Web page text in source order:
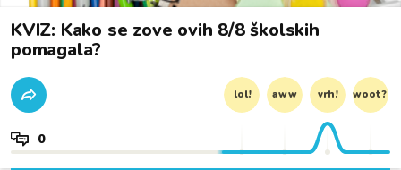
KVIZ: Kako se zove ovih 8/8 školskih
pomagala?
lol! aww vrh! woot?!
0